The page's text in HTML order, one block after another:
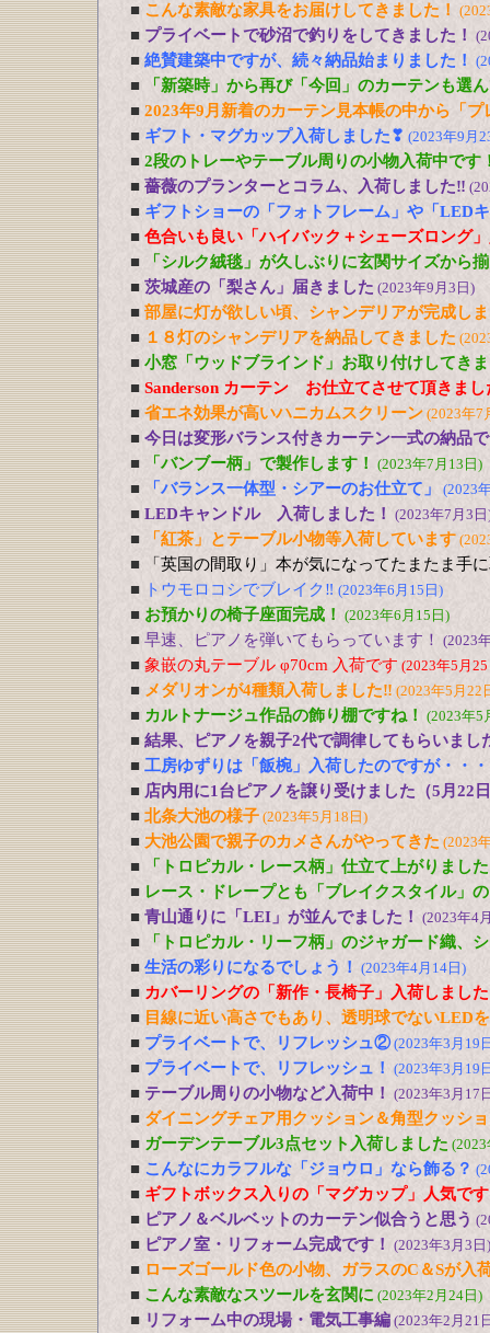
■ こんな素敵な家具をお届けしてきました！
■ プライベートで砂沼で釣りをしてきました！
■ 絶賛建築中ですが、続々納品始まりました！
■
「新築時」から再び「今回」のカーテンも選
■ 2023年9月新着のカーテン見本帳の中から「
■ ギフト・マグカップ入荷しました❣ (2023年9月
■ 2段のトレーやテーブル周りの小物入荷中です
■ 薔薇のプランターとコラム、入荷しました‼
■ ギフトショーの「フォトフレーム」や「LED
■ 色合いも良い「ハイバック＋シェーズロング
■
「シルク絨毯」が久しぶりに玄関サイズから
■ 茨城産の「梨さん」届きました (2023年9月3日)
■ 部屋に灯が欲しい頃、シャンデリアが完成し
■ １８灯のシャンデリアを納品してきました
■ 小窓「ウッドブラインド」お取り付けしてき
■ Sanderson カーテン お仕立てさせて頂きまし
■ 省エネ効果が高いハニカムスクリーン (2023年7
■ 今日は変形バランス付きカーテン一式の納品
■
「バンブー柄」で製作します！ (2023年7月13日)
■ 「バランス一体型・シアーのお仕立て」 (2023
■ LEDキャンドル 入荷しました！ (2023年7月3日
■ 「紅茶」とテーブル小物等入荷しています
■
「英国の間取り」本が気になってたまたま手
■
トウモロコシでブレイク‼ (2023年6月15日)
■ お預かりの椅子座面完成！ (2023年6月15日)
■ 早速、ピアノを弾いてもらっています！ (2023
■ 象嵌の丸テーブル φ70cm 入荷です (2023年5月
■ メダリオンが4種類入荷しました‼ (2023年5月22
■ カルトナージュ作品の飾り棚ですね！ (2023年5
■ 結果、ピアノを親子2代で調律してもらいまし
■ 工房ゆずりは「飯椀」入荷したのですが・・・
■ 店内用に1台ピアノを譲り受けました（5月22
■ 北条大池の様子 (2023年5月18日)
■ 大池公園で親子のカメさんがやってきた (2023
■ 「トロピカル・レース柄」仕立て上がりました
■ レース・ドレープとも「ブレイクスタイル」
■ 青山通りに「LEI」が並んでました！ (2023年4
■
「トロピカル・リーフ柄」のジャガード織、
■ 生活の彩りになるでしょう！ (2023年4月14日)
■ カバーリングの「新作・長椅子」入荷しまし
■ 目線に近い高さでもあり、透明球でないLED
■ プライベートで、リフレッシュ②(2023年3月19
■ プライベートで、リフレッシュ！ (2023年3月19
■ テーブル周りの小物など入荷中！ (2023年3月17
■ ダイニングチェア用クッション＆角型クッシ
■ ガーデンテーブル3点セット入荷しました
■ こんなにカラフルな「ジョウロ」なら飾る？
■ ギフトボックス入りの「マグカップ」人気で
■ ピアノ＆ベルベットのカーテン似合うと思う
■ ピアノ室・リフォーム完成です！ (2023年3月3日)
■ ローズゴールド色の小物、ガラスのC＆Sが入
■ こんな素敵なスツールを玄関に (2023年2月24日)
■ リフォーム中の現場・電気工事編 (2023年2月21